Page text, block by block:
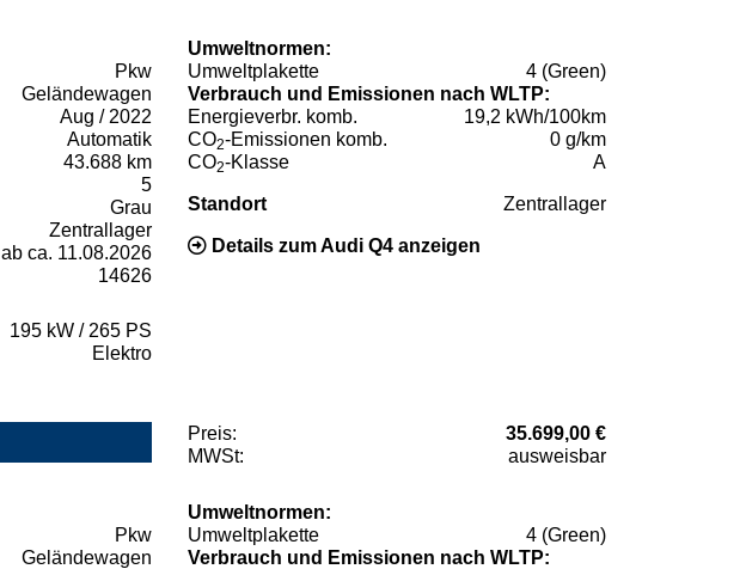
Pkw
Geländewagen
Aug / 2022
Automatik
43.688 km
5
Grau
Zentrallager
ab ca. 11.08.2026
14626
195 kW / 265 PS
Elektro
Umweltnormen:
Umweltplakette
4 (Green)
Verbrauch und Emissionen nach WLTP:
Energieverbr. komb.
19,2 kWh/100km
CO2-Emissionen komb.
0 g/km
CO2-Klasse A
Standort Zentrallager
Details zum Audi Q4 anzeigen
Preis:
35.699,00 €
MWSt:
ausweisbar
Pkw
Geländewagen
Umweltnormen:
Umweltplakette
4 (Green)
Verbrauch und Emissionen nach WLTP: